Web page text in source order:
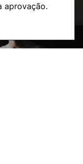
aprovação.